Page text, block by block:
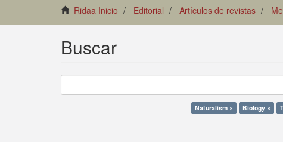
Ridaa Inicio Editorial Artículos de revistas
Buscar
Naturalism × Biology ×